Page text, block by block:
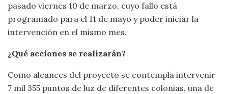
pasado viernes 10 de marzo, cuyo fallo está
programado para el 11 de mayo y poder iniciar la
intervención en el mismo mes.
¿Qué acciones se realizarán?
Como alcances del proyecto se contempla intervenir
7 mil 355 puntos de luz de diferentes colonias, una de